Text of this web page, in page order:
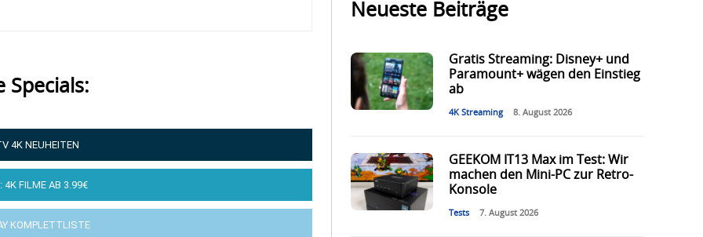
Specials:
4K NEUHEITEN
4K FILME AB 3.99€
KOMPLETTLISTE
Neueste Beiträge
Gratis Streaming: Disney+ und
Paramount+ wägen den Einstieg
ab
4K Streaming 8. August 2026
GEEKOM IT13 Max im Test: Wir
machen den Mini-PC zur Retro-
Konsole
Tests 7. August 2026